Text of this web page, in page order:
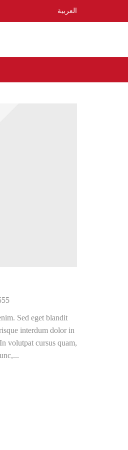
العربية
Sed eget blandit
interdum dolor in
volutpat cursus quam,